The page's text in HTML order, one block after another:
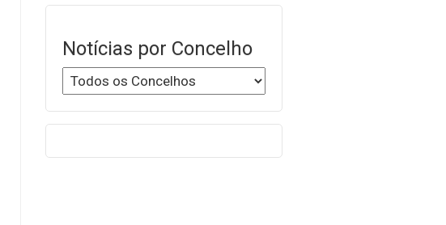
Notícias por Concelho